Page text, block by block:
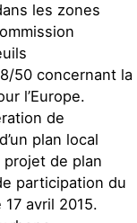
les zones
50 concernant la
l’Europe.
de
plan local
projet de plan
participation du
avril 2015.